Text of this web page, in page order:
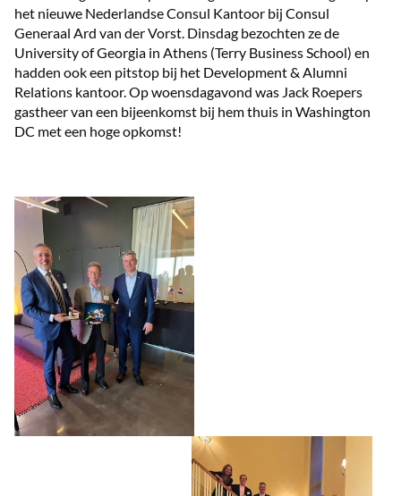
het nieuwe Nederlandse Consul Kantoor bij Consul
Generaal Ard van der Vorst. Dinsdag bezochten ze de
University of Georgia in Athens (Terry Business School) en
hadden ook een pitstop bij het Development & Alumni
Relations kantoor. Op woensdagavond was Jack Roepers
gastheer van een bijeenkomst bij hem thuis in Washington
DC met een hoge opkomst!